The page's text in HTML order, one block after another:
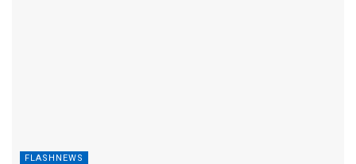
FLASHNEWS